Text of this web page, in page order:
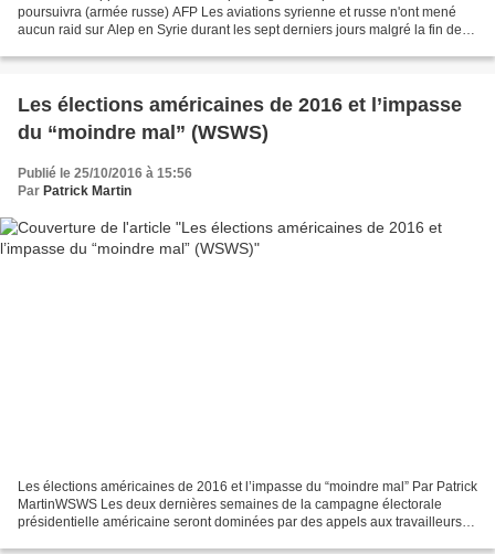
poursuivra (armée russe) AFP Les aviations syrienne et russe n'ont mené
aucun raid sur Alep en Syrie durant les sept derniers jours malgré la fin de la
Les élections américaines de 2016 et l’impasse
du “moindre mal” (WSWS)
Publié le 25/10/2016 à 15:56
Par Patrick Martin
Les élections américaines de 2016 et l’impasse du “moindre mal” Par Patrick
MartinWSWS Les deux dernières semaines de la campagne électorale
présidentielle américaine seront dominées par des appels aux travailleurs et